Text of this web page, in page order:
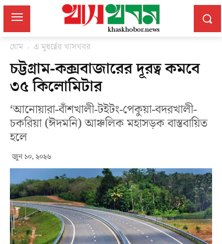
হোম এ মুহুর্ত্বের খাসখবর
চট্টগ্রাম-কক্সবাজারের দূরত্ব কমবে
৩৫ কিলোমিটার
‘আনোয়ারা-বাঁশখালী-টইটং-পেকুয়া-বদরখালী-
চকরিয়া (ঈদমনি) আঞ্চলিক মহাসড়ক বাস্তবায়িত
হলে
জুন ১০, ২০২৬